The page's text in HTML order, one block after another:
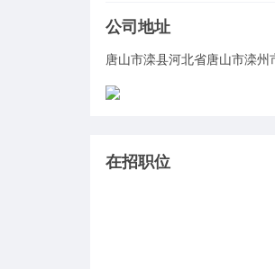
公司地址
唐山市滦县河北省唐山市滦
在招职位